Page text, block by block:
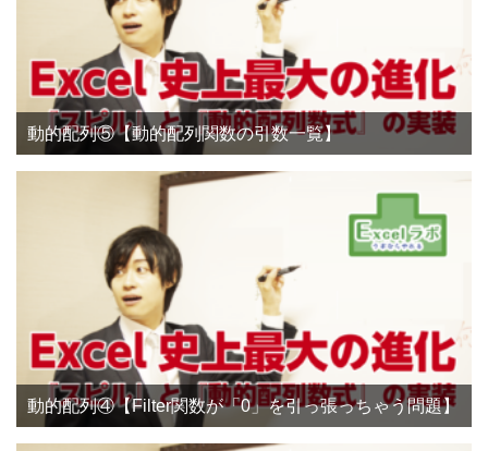
動的配列⑤【動的配列関数の引数一覧】
動的配列④【Filter関数が「0」を引っ張っちゃう問題】